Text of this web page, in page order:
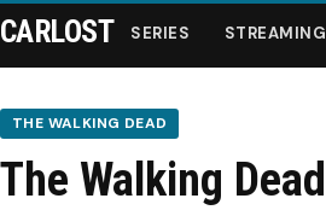
Series
CARLOST SERIES STREAMING
THE WALKING DEAD
The Walking Dead